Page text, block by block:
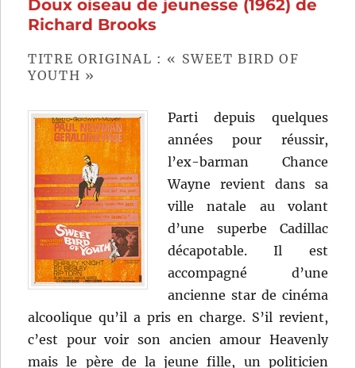
Wilder
Doux oiseau de jeunesse (1962) de
Richard Brooks
TITRE ORIGINAL : « SWEET BIRD OF
YOUTH »
Parti depuis quelques
années pour réussir,
l’ex-barman Chance
Wayne revient dans sa
ville natale au volant
d’une superbe Cadillac
décapotable. Il est
accompagné d’une
ancienne star de cinéma
alcoolique qu’il a pris en charge. S’il revient,
c’est pour voir son ancien amour Heavenly
mais le père de la jeune fille, un politicien